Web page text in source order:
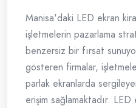
Manisa'daki LED ekran
işletmelerin pazarlama
benzersiz bir fırsat
gösteren firmalar,
parlak ekranlarda
erişim sağlamaktadır. LED